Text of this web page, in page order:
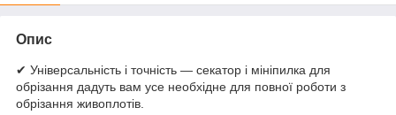
Опис
✔ Універсальність і точність — секатор і мініпилка для
обрізання дадуть вам усе необхідне для повної роботи з
обрізання живоплотів.